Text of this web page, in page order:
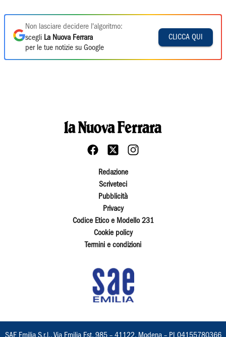
Non lasciare decidere l'algoritmo:
scegli La Nuova Ferrara
per le tue notizie su Google
CLICCA QUI
Redazione
Scriveteci
Pubblicità
Privacy
Codice Etico e Modello 231
Cookie policy
Termini e condizioni
SAE Emilia S.r.l., Via Emilia Est, 985 – 41122, Modena – PI 04155780366